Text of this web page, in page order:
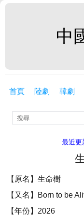
中
首頁 陸劇 韓劇
最近更
【原名】生命樹
【又名】Born to be
【年份】2026